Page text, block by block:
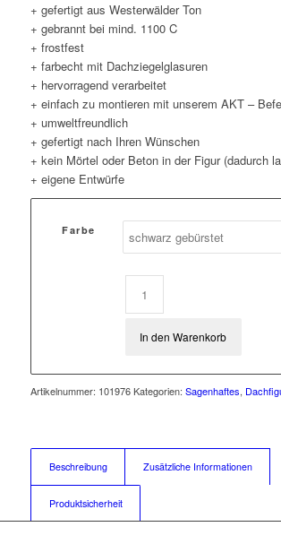
+ gefertigt aus Westerwälder Ton
+ gebrannt bei mind. 1100 C
+ frostfest
+ farbecht mit Dachziegelglasuren
+ hervorragend verarbeitet
+ einfach zu montieren mit unserem AKT –
+ umweltfreundlich
+ gefertigt nach Ihren Wünschen
+ kein Mörtel oder Beton in der Figur (dadurch
+ eigene Entwürfe
Farbe
In den Warenkorb
Artikelnummer: 101976 Kategorien: Sagenhaftes,
Beschreibung Zusätzliche Informationen
Produktsicherheit